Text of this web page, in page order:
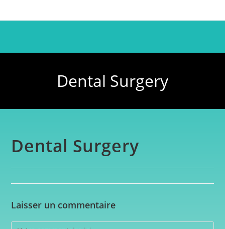
Dental Surgery
Dental Surgery
Laisser un commentaire